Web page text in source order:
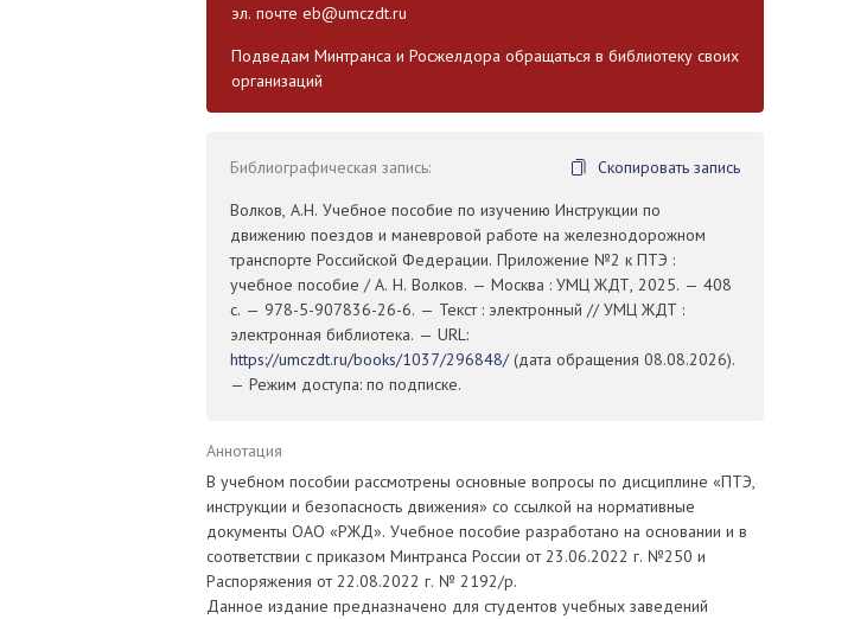
эл. почте eb@umczdt.ru
Подведам Минтранса и Росжелдора обращаться в библиотеку своих
организаций
Библиографическая запись:
Скопировать запись
Волков, А.Н. Учебное пособие по изучению Инструкции по
движению поездов и маневровой работе на железнодорожном
транспорте Российской Федерации. Приложение №2 к ПТЭ :
учебное пособие / А. Н. Волков. — Москва : УМЦ ЖДТ, 2025. — 408
с. — 978-5-907836-26-6. — Текст : электронный // УМЦ ЖДТ :
электронная библиотека. — URL:
https://umczdt.ru/books/1037/296848/(дата обращения 08.08.2026).
— Режим доступа: по подписке.
Аннотация
В учебном пособии рассмотрены основные вопросы по дисциплине «ПТЭ,
инструкции и безопасность движения» со ссылкой на нормативные
документы ОАО «РЖД». Учебное пособие разработано на основании и в
соответствии с приказом Минтранса России от 23.06.2022 г. №250 и
Распоряжения от 22.08.2022 г. № 2192/р.
Данное издание предназначено для студентов учебных заведений